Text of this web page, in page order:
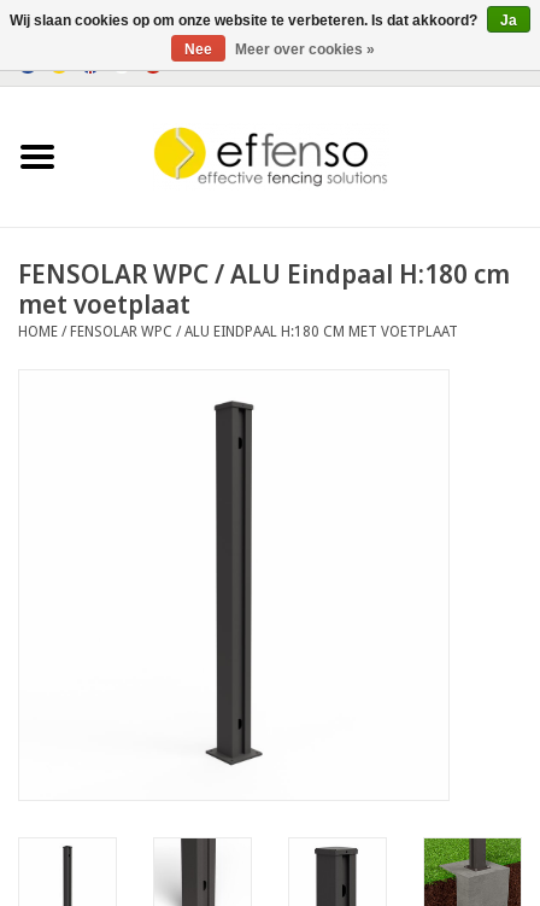
Verlichting
FENSOLAR WPC / ALU Eindpaal H:180 cm
met voetplaat
HOME /FENSOLAR WPC / ALU EINDPAAL H:180 CM MET VOETPLAAT
Wij slaan cookies op om onze website te verbeteren. Is dat akkoord?
Ja
Nee
Meer over cookies »